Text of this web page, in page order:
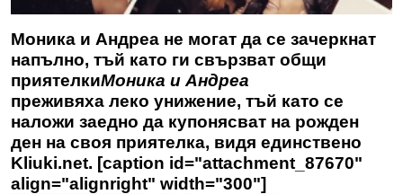
Моника и Андреа не могат да се зачеркнат
напълно, тъй като ги свързват общи
приятелкиМоника и Андреа
преживяха леко унижение, тъй като се
наложи заедно да купонясват на рожден
ден на своя приятелка, видя единствено
Kliuki.net. [caption id="attachment_87670"
align="alignright" width="300"]